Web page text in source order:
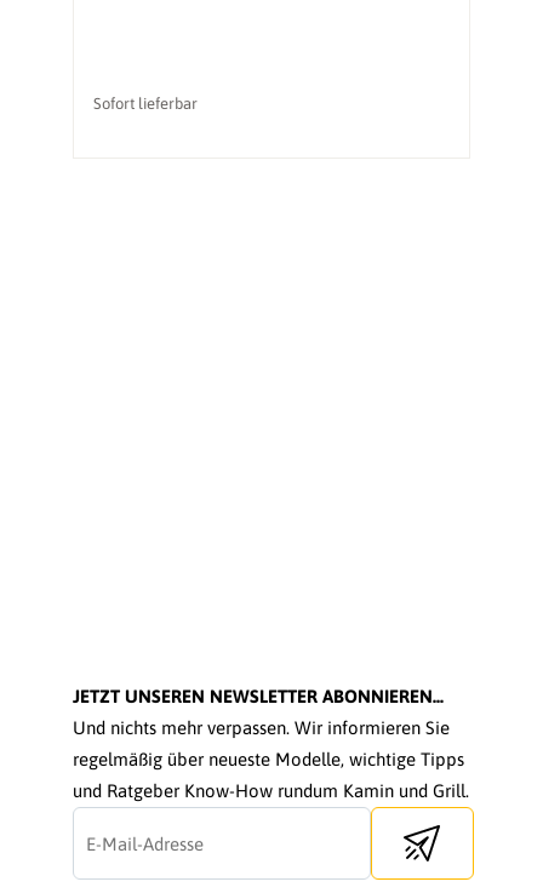
Sofort lieferbar
JETZT UNSEREN NEWSLETTER ABONNIEREN...
Und nichts mehr verpassen. Wir informieren Sie
regelmäßig über neueste Modelle, wichtige Tipps
und Ratgeber Know-How rundum Kamin und Grill.
Send newsletter